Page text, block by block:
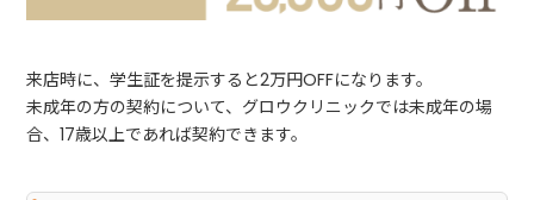
来店時に、学生証を提示すると2万円OFFになります。
未成年の方の契約について、グロウクリニックでは未成年の場
合、17歳以上であれば契約できます。